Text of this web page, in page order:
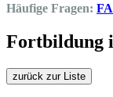
Häufige Fragen:
Fortbildung
zurück zur Liste